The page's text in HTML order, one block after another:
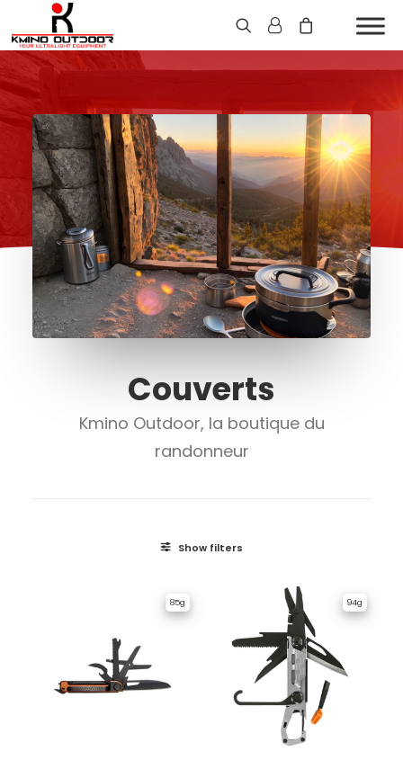
Couverts
Kmino Outdoor, la boutique du
randonneur
Show filters
85g 94g